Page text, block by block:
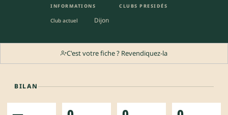
INFORMATIONS
Club actuel Dijon
CLUBS PRESIDÉS
C'est votre fiche ? Revendiquez-la
BILAN